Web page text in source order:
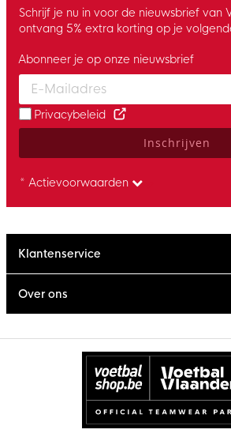
Schrijf je nu in voor de nieuwsbrief van
ontvang 5% extra korting op je
Enter your email and accept the
Abonneer je op onze nieuwsbrief
Privacybeleid
Inschrijven
* Actievoorwaarden
Klantenservice
Over ons